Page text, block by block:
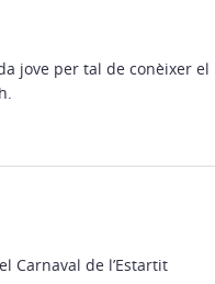
jove per tal de conèixer el
Carnaval de l’Estartit